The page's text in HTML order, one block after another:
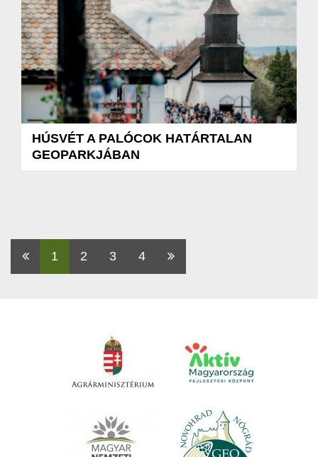
HÚSVÉT A PALÓCOK HATÁRTALAN
GEOPARKJÁBAN
Első 1 2 3 4
Utolsó